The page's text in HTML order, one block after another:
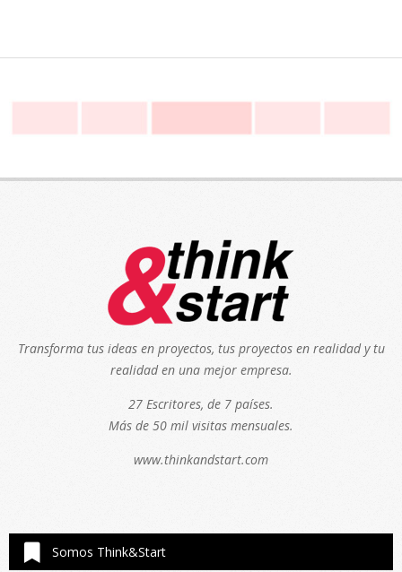
Transforma tus ideas en proyectos, tus proyectos en realidad y tu
realidad en una mejor empresa.
27 Escritores, de 7 países.
Más de 50 mil visitas mensuales.
www.thinkandstart.com
Somos Think&Start